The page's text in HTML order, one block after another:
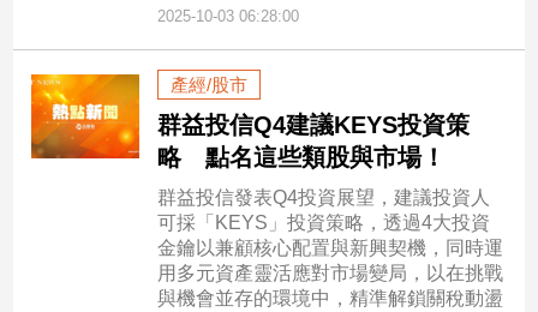
2025-10-03 06:28:00
產經/股市
群益投信Q4建議KEYS投資策
略 點名這些類股與市場！
群益投信發表Q4投資展望，建議投資人
可採「KEYS」投資策略，透過4大投資
金鑰以兼顧核心配置與新興契機，同時運
用多元資產靈活應對市場變局，以在挑戰
與機會並存的環境中，精準解鎖關稅動盪